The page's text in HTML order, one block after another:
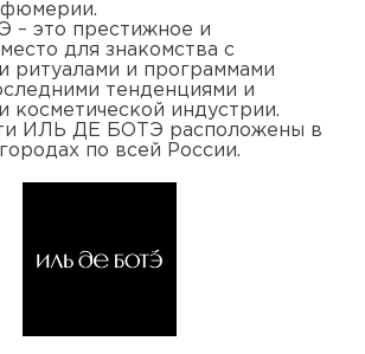
это престижное и
для знакомства с
ритуалами и программами
тенденциями и
косметической индустрии.
ИЛЬ ДЕ БОТЭ расположены в
по всей России.